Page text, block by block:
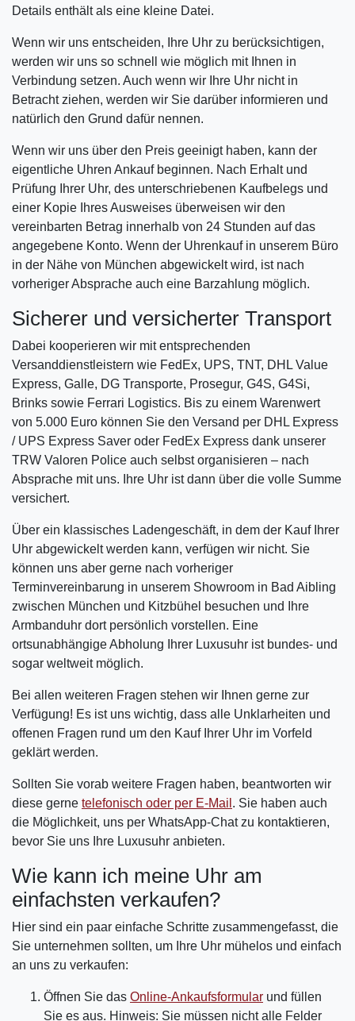
Details enthält als eine kleine Datei.
Wenn wir uns entscheiden, Ihre Uhr zu berücksichtigen,
werden wir uns so schnell wie möglich mit Ihnen in
Verbindung setzen. Auch wenn wir Ihre Uhr nicht in
Betracht ziehen, werden wir Sie darüber informieren und
natürlich den Grund dafür nennen.
Wenn wir uns über den Preis geeinigt haben, kann der
eigentliche Uhren Ankauf beginnen. Nach Erhalt und
Prüfung Ihrer Uhr, des unterschriebenen Kaufbelegs und
einer Kopie Ihres Ausweises überweisen wir den
vereinbarten Betrag innerhalb von 24 Stunden auf das
angegebene Konto. Wenn der Uhrenkauf in unserem Büro
in der Nähe von München abgewickelt wird, ist nach
vorheriger Absprache auch eine Barzahlung möglich.
Sicherer und versicherter Transport
Dabei kooperieren wir mit entsprechenden
Versanddienstleistern wie FedEx, UPS, TNT, DHL Value
Express, Galle, DG Transporte, Prosegur, G4S, G4Si,
Brinks sowie Ferrari Logistics. Bis zu einem Warenwert
von 5.000 Euro können Sie den Versand per DHL Express
/ UPS Express Saver oder FedEx Express dank unserer
TRW Valoren Police auch selbst organisieren – nach
Absprache mit uns. Ihre Uhr ist dann über die volle Summe
versichert.
Über ein klassisches Ladengeschäft, in dem der Kauf Ihrer
Uhr abgewickelt werden kann, verfügen wir nicht. Sie
können uns aber gerne nach vorheriger
Terminvereinbarung in unserem Showroom in Bad Aibling
zwischen München und Kitzbühel besuchen und Ihre
Armbanduhr dort persönlich vorstellen. Eine
ortsunabhängige Abholung Ihrer Luxusuhr ist bundes- und
sogar weltweit möglich.
Bei allen weiteren Fragen stehen wir Ihnen gerne zur
Verfügung! Es ist uns wichtig, dass alle Unklarheiten und
offenen Fragen rund um den Kauf Ihrer Uhr im Vorfeld
geklärt werden.
Sollten Sie vorab weitere Fragen haben, beantworten wir
diese gerne telefonisch oder per E-Mail . Sie haben auch
die Möglichkeit, uns per WhatsApp-Chat zu kontaktieren,
bevor Sie uns Ihre Luxusuhr anbieten.
Wie kann ich meine Uhr am
einfachsten verkaufen?
Hier sind ein paar einfache Schritte zusammengefasst, die
Sie unternehmen sollten, um Ihre Uhr mühelos und einfach
an uns zu verkaufen:
Öffnen Sie das Online-Ankaufsformular und füllen
Sie es aus. Hinweis: Sie müssen nicht alle Felder